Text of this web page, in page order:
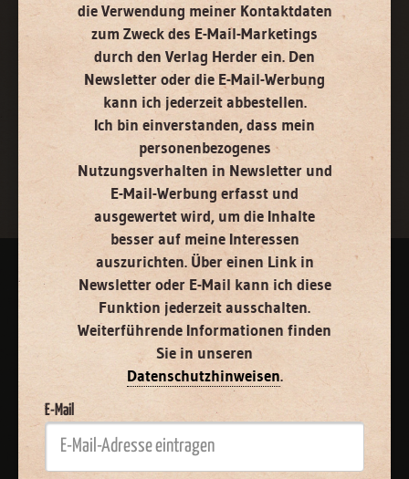
Jetzt anmelden
AGB und Widerrufsbelehrung Datenschutz Barrierefreiheit
Impressum
Vertrag widerrufen Abo online kündigen
die Verwendung meiner Kontaktdaten
zum Zweck des E-Mail-Marketings
durch den Verlag Herder ein. Den
Newsletter oder die E-Mail-Werbung
kann ich jederzeit abbestellen.
Ich bin einverstanden, dass mein
personenbezogenes
Nutzungsverhalten in Newsletter und
E-Mail-Werbung erfasst und
ausgewertet wird, um die Inhalte
besser auf meine Interessen
auszurichten. Über einen Link in
Newsletter oder E-Mail kann ich diese
Funktion jederzeit ausschalten.
Weiterführende Informationen finden
Sie in unseren
Datenschutzhinweisen.
E-Mail